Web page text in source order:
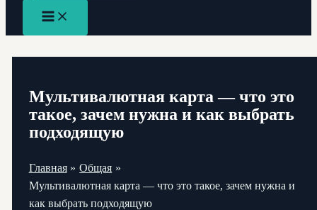
Main
Menu
Мультивалютная карта — что это
такое, зачем нужна и как выбрать
подходящую
Главная
Общая
Мультивалютная карта — что это такое, зачем нужна и
как выбрать подходящую